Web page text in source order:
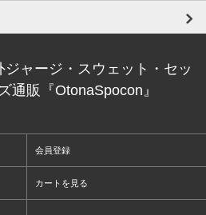
ャージ・スウェット・セッ
通販『OtonaSpocon』
会員登録
カートを見る